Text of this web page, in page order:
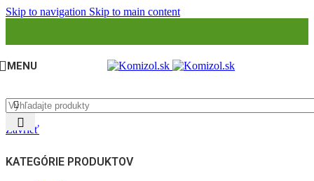
Skip to navigation Skip to main content
MENU
Zavrieť
KATEGÓRIE PRODUKTOV